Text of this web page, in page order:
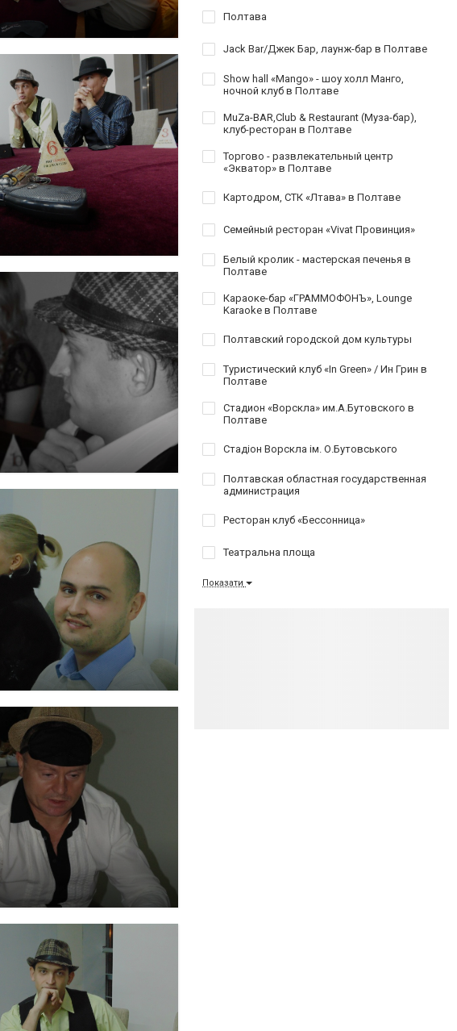
Полтава
Jack Bar/Джек Бар, лаунж-бар в Полтаве
Show hall «Mango» - шоу холл Манго,
ночной клуб в Полтаве
MuZa-BAR,Club & Restaurant (Муза-бар),
клуб-ресторан в Полтаве
Торгово - развлекательный центр
«Экватор» в Полтаве
Картодром, СТК «Лтава» в Полтаве
Семейный ресторан «Vivat Провинция»
Белый кролик - мастерская печенья в
Полтаве
Караоке-бар «ГРАММОФОНЪ», Lounge
Karaoke в Полтаве
Полтавский городской дом культуры
Туристический клуб «In Green» / Ин Грин в
Полтаве
Стадион «Ворскла» им.А.Бутовского в
Полтаве
Стадіон Ворскла ім. О.Бутовського
Полтавская областная государственная
администрация
Ресторан клуб «Бессонница»
Театральна площа
Показати